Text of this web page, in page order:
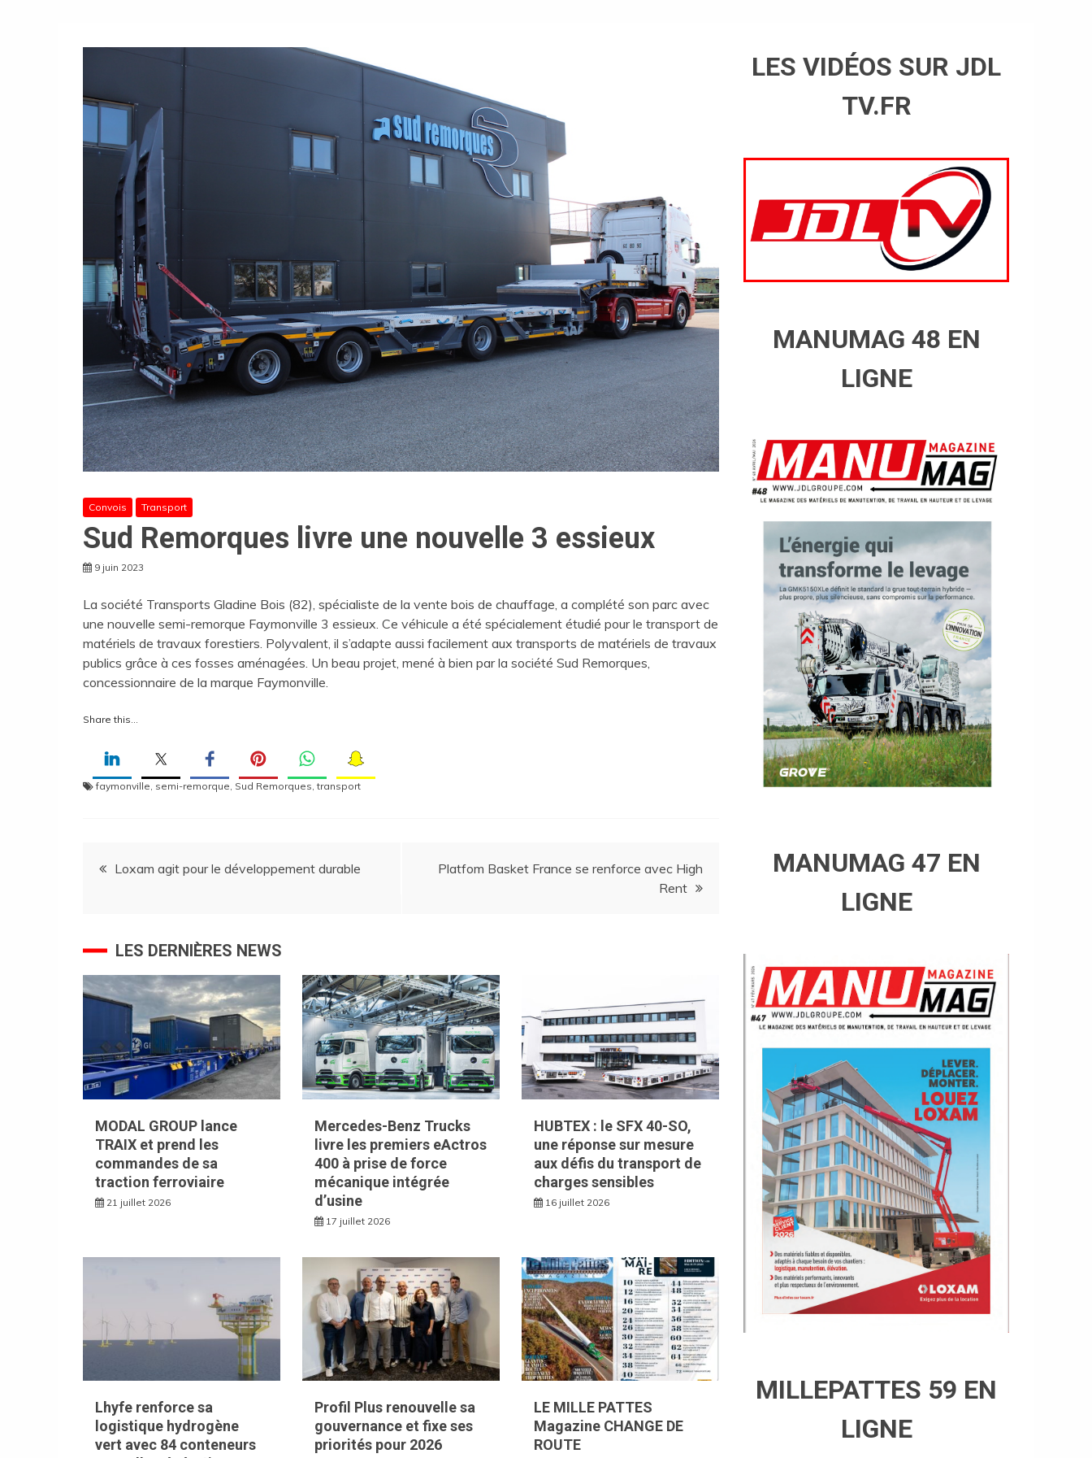
Convois Transport
Sud Remorques livre une nouvelle 3 essieux
9 juin 2023
La société Transports Gladine Bois (82), spécialiste de la vente bois de chauffage, a complété son parc avec
une nouvelle semi-remorque Faymonville 3 essieux. Ce véhicule a été spécialement étudié pour le transport de
matériels de travaux forestiers. Polyvalent, il s’adapte aussi facilement aux transports de matériels de travaux
publics grâce à ces fosses aménagées. Un beau projet, mené à bien par la société Sud Remorques,
concessionnaire de la marque Faymonville.
Share this…
faymonville, semi-remorque, Sud Remorques,transport
Navigation
l’article
Loxam agit pour le développement durable
Platfom Basket France se renforce avec High
Rent
LES DERNIÈRES NEWS
MODAL GROUP lance
TRAIX et prend les
commandes de sa
traction ferroviaire
21 juillet 2026
Mercedes-Benz Trucks
livre les premiers eActros
400 à prise de force
mécanique intégrée
d’usine
17 juillet 2026
HUBTEX : le SFX 40-SO,
une réponse sur mesure
aux défis du transport de
charges sensibles
16 juillet 2026
Lhyfe renforce sa
logistique hydrogène
vert avec 84 conteneurs
Profil Plus renouvelle sa
gouvernance et fixe ses
priorités pour 2026
LE MILLE PATTES
Magazine CHANGE DE
ROUTE
LES VIDÉOS SUR JDL
TV.FR
MANUMAG 48 EN
LIGNE
MANUMAG 47 EN
LIGNE
MILLEPATTES 59 EN
LIGNE